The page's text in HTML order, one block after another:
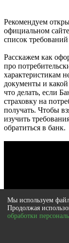
Рекомендуем
официальном
список
Расскажем как
про
характеристикам
документы и какой
что делать, если
страховку на
получать. Чтобы
изучить
обратиться в банк.
Мы используем
Продолжая
обработки